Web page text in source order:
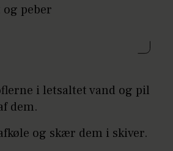
og peber
i letsaltet vand og pil
dem.
og skær dem i skiver.